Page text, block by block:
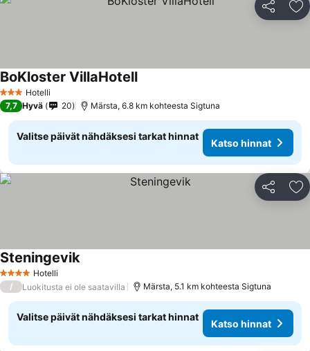
Jaa
3 Tähtiluokitus
Hotelli
BoKloster VillaHotell
7,7 Hyvä 20 Märsta, 6.8 km kohteesta Sigtuna
Valitse päivät nähdäksesi tarkat hinnat
Katso hinnat
Jaa
4 Tähtiluokitus
Hotelli
Steningevik
/ Luokitusta ei ole saatavilla Märsta, 5.1 km kohteesta Sigtuna
Valitse päivät nähdäksesi tarkat hinnat
Katso hinnat